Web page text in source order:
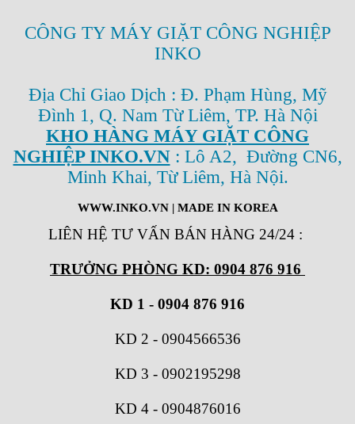
CÔNG TY MÁY GIẶT CÔNG NGHIỆP
INKO
Địa Chỉ Giao Dịch : Đ. Phạm Hùng, Mỹ
Đình 1, Q. Nam Từ Liêm, TP. Hà Nội
KHO HÀNG MÁY GIẶT CÔNG
NGHIỆP INKO.VN: Lô A2, Đường CN6,
Minh Khai, Từ Liêm, Hà Nội.
WWW.INKO.VN| MADE IN KOREA
LIÊN HỆ TƯ VẤN BÁN HÀNG 24/24 :
TRƯỞNG PHÒNG KD: 0904 876 916
KD 1 - 0904 876 916
KD 2 - 0904566536
KD 3 - 0902195298
KD 4 - 0904876016